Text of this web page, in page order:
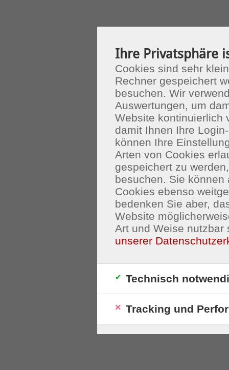
Ihre Privatsphäre
Cookies sind sehr
Rechner gespeichert
besuchen. Wir
Auswertungen, um
Website kontinuierlich
damit Ihnen Ihre
können Ihre
Arten von Cookies
gespeichert zu
besuchen. Sie
Cookies ebenso
bedenken Sie aber,
Website
Art und Weise nutzbar
unserer
Technisch
Tracking und